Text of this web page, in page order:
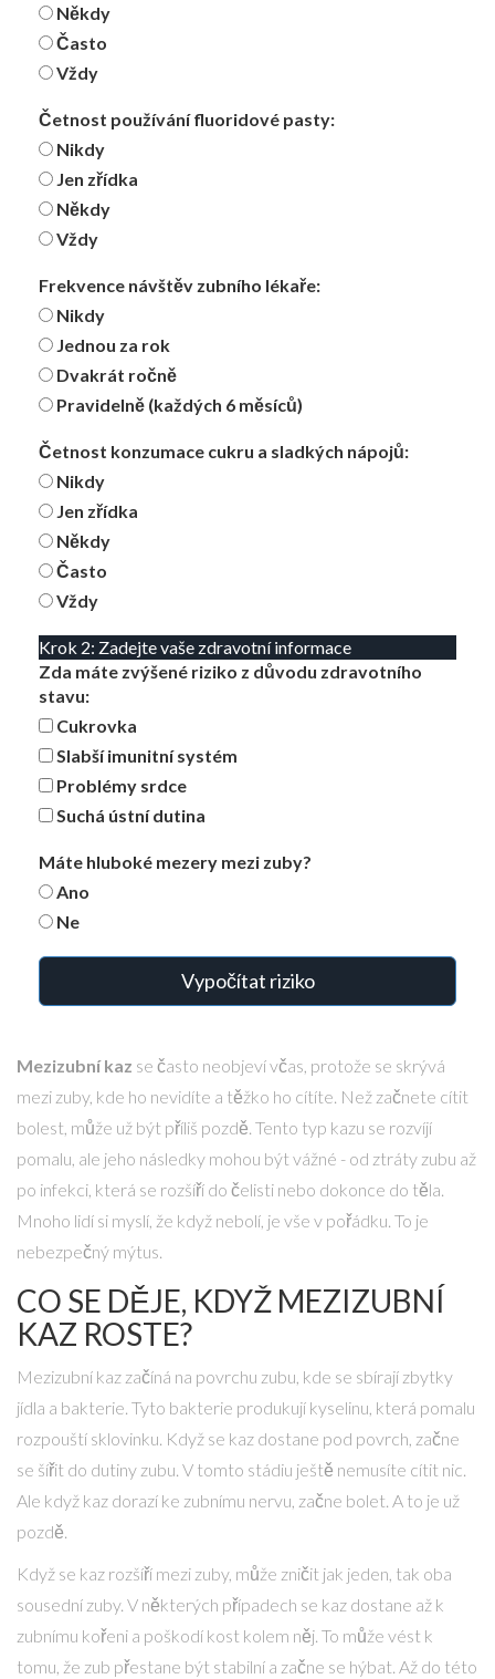
Někdy
Často
Vždy
Četnost používání fluoridové pasty:
Nikdy
Jen zřídka
Někdy
Vždy
Frekvence návštěv zubního lékaře:
Nikdy
Jednou za rok
Dvakrát ročně
Pravidelně (každých 6 měsíců)
Četnost konzumace cukru a sladkých nápojů:
Nikdy
Jen zřídka
Někdy
Často
Vždy
Krok 2: Zadejte vaše zdravotní informace
Zda máte zvýšené riziko z důvodu zdravotního
stavu:
Cukrovka
Slabší imunitní systém
Problémy srdce
Suchá ústní dutina
Máte hluboké mezery mezi zuby?
Ano
Ne
Vypočítat riziko
Mezizubní kaz se často neobjeví včas, protože se skrývá
mezi zuby, kde ho nevidíte a těžko ho cítíte. Než začnete cítit
bolest, může už být příliš pozdě. Tento typ kazu se rozvíjí
pomalu, ale jeho následky mohou být vážné - od ztráty zubu až
po infekci, která se rozšíří do čelisti nebo dokonce do těla.
Mnoho lidí si myslí, že když nebolí, je vše v pořádku. To je
nebezpečný mýtus.
CO SE DĚJE, KDYŽ MEZIZUBNÍ
KAZ ROSTE?
Mezizubní kaz začíná na povrchu zubu, kde se sbírají zbytky
jídla a bakterie. Tyto bakterie produkují kyselinu, která pomalu
rozpouští sklovinku. Když se kaz dostane pod povrch, začne
se šířit do dutiny zubu. V tomto stádiu ještě nemusíte cítit nic.
Ale když kaz dorazí ke zubnímu nervu, začne bolet. A to je už
pozdě.
Když se kaz rozšíří mezi zuby, může zničit jak jeden, tak oba
sousední zuby. V některých případech se kaz dostane až k
zubnímu kořeni a poškodí kost kolem něj. To může vést k
tomu, že zub přestane být stabilní a začne se hýbat. Až do této